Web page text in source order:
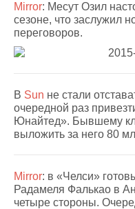
Mirror: Месут Озил
сезоне, что заслужил
переговоров.
В Sun не стали
очередной раз
Юнайтед». Бывшему
выложить за него 80
Mirror: в «Челси»
Радамеля Фалькао в
четыре стороны.